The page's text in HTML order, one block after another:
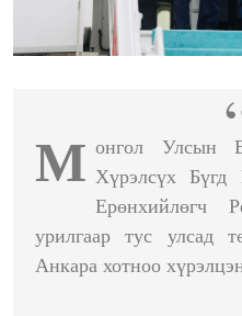
М онгол Улсын
Хүрэлсүх
Ерөнхийлөгч
урилгаар тус улсад
Анкара хотноо